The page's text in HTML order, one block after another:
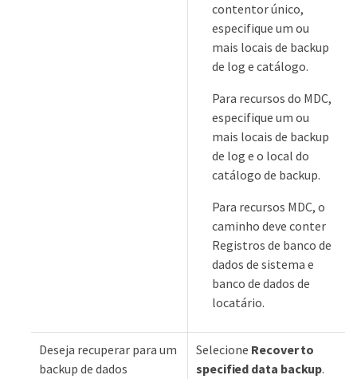
contentor único,
especifique um ou
mais locais de backup
de log e catálogo.
Para recursos do MDC,
especifique um ou
mais locais de backup
de log e o local do
catálogo de backup.
Para recursos MDC, o
caminho deve conter
Registros de banco de
dados de sistema e
banco de dados de
locatário.
Deseja recuperar para um
backup de dados
Selecione Recover to
specified data backup.